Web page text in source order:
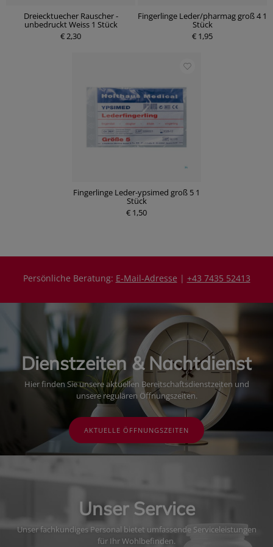
Dreiecktuecher Rauscher -
unbedruckt Weiss 1 Stück
€ 2,30
Fingerlinge Leder/pharmag groß 4 1
Stück
€ 1,95
Fingerlinge Leder-ypsimed groß 5 1
Stück
€ 1,50
Persönliche Beratung: E-Mail-Adresse | +43 7435 52413
Dienstzeiten & Nachtdienst
Hier finden Sie unsere aktuellen Bereitschaftsdienstzeiten und
unsere regulären Öffnungszeiten.
AKTUELLE ÖFFNUNGSZEITEN
Unser Service
Unser fachkundiges Personal bietet umfassende Serviceleistungen
für Ihr Wohlbefinden.